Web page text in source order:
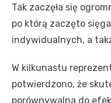
Tak zaczęła się
po którą zaczęto
indywidualnych, a
W kilkunastu
potwierdzono, że
porównywalna do